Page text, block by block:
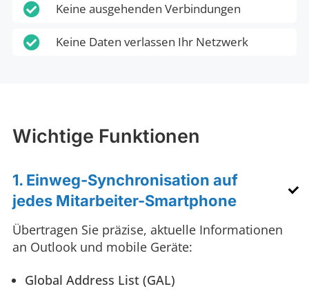
 Keine ausgehenden Verbindungen
 Keine Daten verlassen Ihr Netzwerk
Wichtige Funktionen
1. Einweg-Synchronisation auf
jedes Mitarbeiter-Smartphone
Übertragen Sie präzise, aktuelle Informationen
an Outlook und mobile Geräte:
Global Address List (GAL)